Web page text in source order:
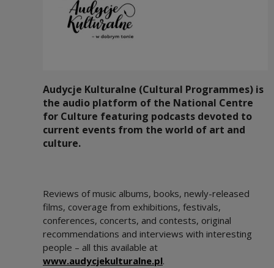
Audycje Kulturalne (Cultural Programmes) is
the audio platform of the National Centre
for Culture featuring podcasts devoted to
current events from the world of art and
culture.
Reviews of music albums, books, newly-released
films, coverage from exhibitions, festivals,
conferences, concerts, and contests, original
recommendations and interviews with interesting
people – all this available at
www.audycjekulturalne.plNote, the link will open
.